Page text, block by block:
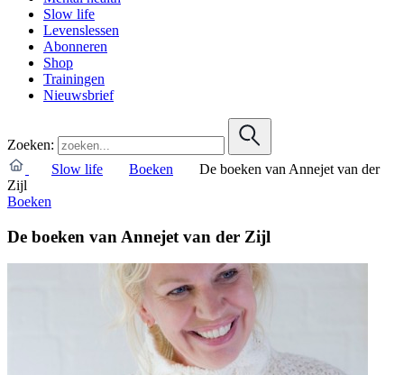
Slow life
Levenslessen
Abonneren
Shop
Trainingen
Nieuwsbrief
Zoeken:
Slow life
Boeken
De boeken van Annejet van der
Zijl
Boeken
De boeken van Annejet van der Zijl